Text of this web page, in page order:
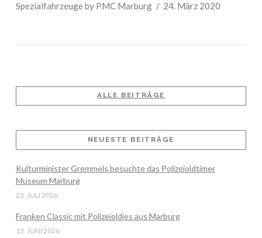
VIEW POST
Spezialfahrzeugeby PMC Marburg 24. März 2020
ALLE BEITRÄGE
NEUESTE BEITRÄGE
Kulturminister Gremmels besuchte das Polizeioldtimer
Museum Marburg
23. JULI 2026
Franken Classic mit Polizeioldies aus Marburg
13. JUNI 2026